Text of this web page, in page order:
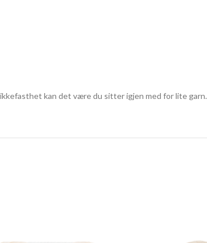
kan det være du sitter igjen med for lite garn.